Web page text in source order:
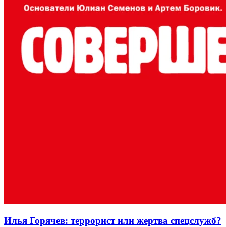
Илья Горячев: террорист или жертва спецслужб?